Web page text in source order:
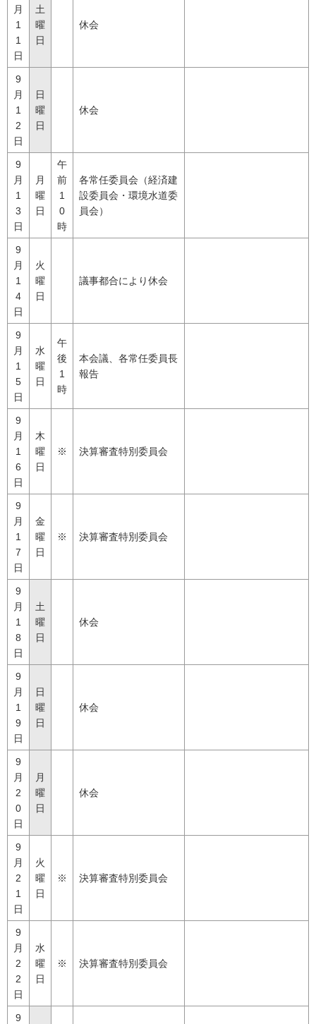
月
1
1
日
土
曜
日
休会
9
月
1
2
日
日
曜
日
休会
9
月
1
3
日
月
曜
日
午
前
1
0
時
各常任委員会（経済建
設委員会・環境水道委
員会）
9
月
1
4
日
火
曜
日
議事都合により休会
9
月
1
5
日
水
曜
日
午
後
1
時
本会議、各常任委員長
報告
9
月
1
6
日
木
曜
日
※ 決算審査特別委員会
9
月
1
7
日
金
曜
日
※ 決算審査特別委員会
9
月
1
8
日
土
曜
日
休会
9
月
1
9
日
日
曜
日
休会
9
月
2
0
日
月
曜
日
休会
9
月
2
1
日
火
曜
日
※ 決算審査特別委員会
9
月
2
2
日
水
曜
日
※ 決算審査特別委員会
9